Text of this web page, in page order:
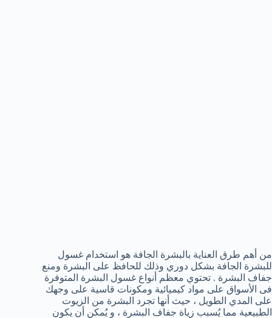
من أهم طرق العناية بالبشرة الجافة هو استخدام غسول
للبشرة الجافة بشكل دوري وذلك للحافظ على البشرة ومنع
جفاف البشرة . تحتوي معظم أنواع غسول البشرة المتوفرة
فى الأسواق على مواد كيميائية ومكونات قاسية على وجهك
على المدي الطويل ، حيث أنها تجرد البشرة من الزيوت
الطبيعية مما يُسبب زياة جفاف البشرة ، و يُمكن أن يكون